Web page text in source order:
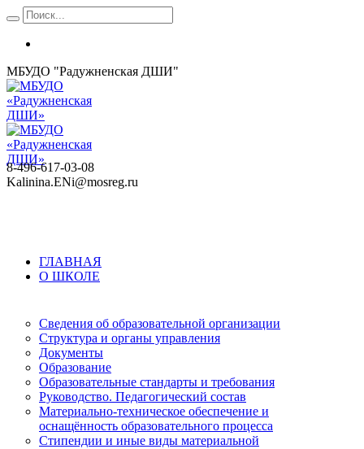
МБУДО "Радужненская ДШИ"
8-496-617-03-08
Kalinina.ENi@mosreg.ru
ГЛАВНАЯ
О ШКОЛЕ
Сведения об образовательной организации
Структура и органы управления
Документы
Образование
Образовательные стандарты и требования
Руководство. Педагогический состав
Материально-техническое обеспечение и
оснащённость образовательного процесса
Стипендии и иные виды материальной